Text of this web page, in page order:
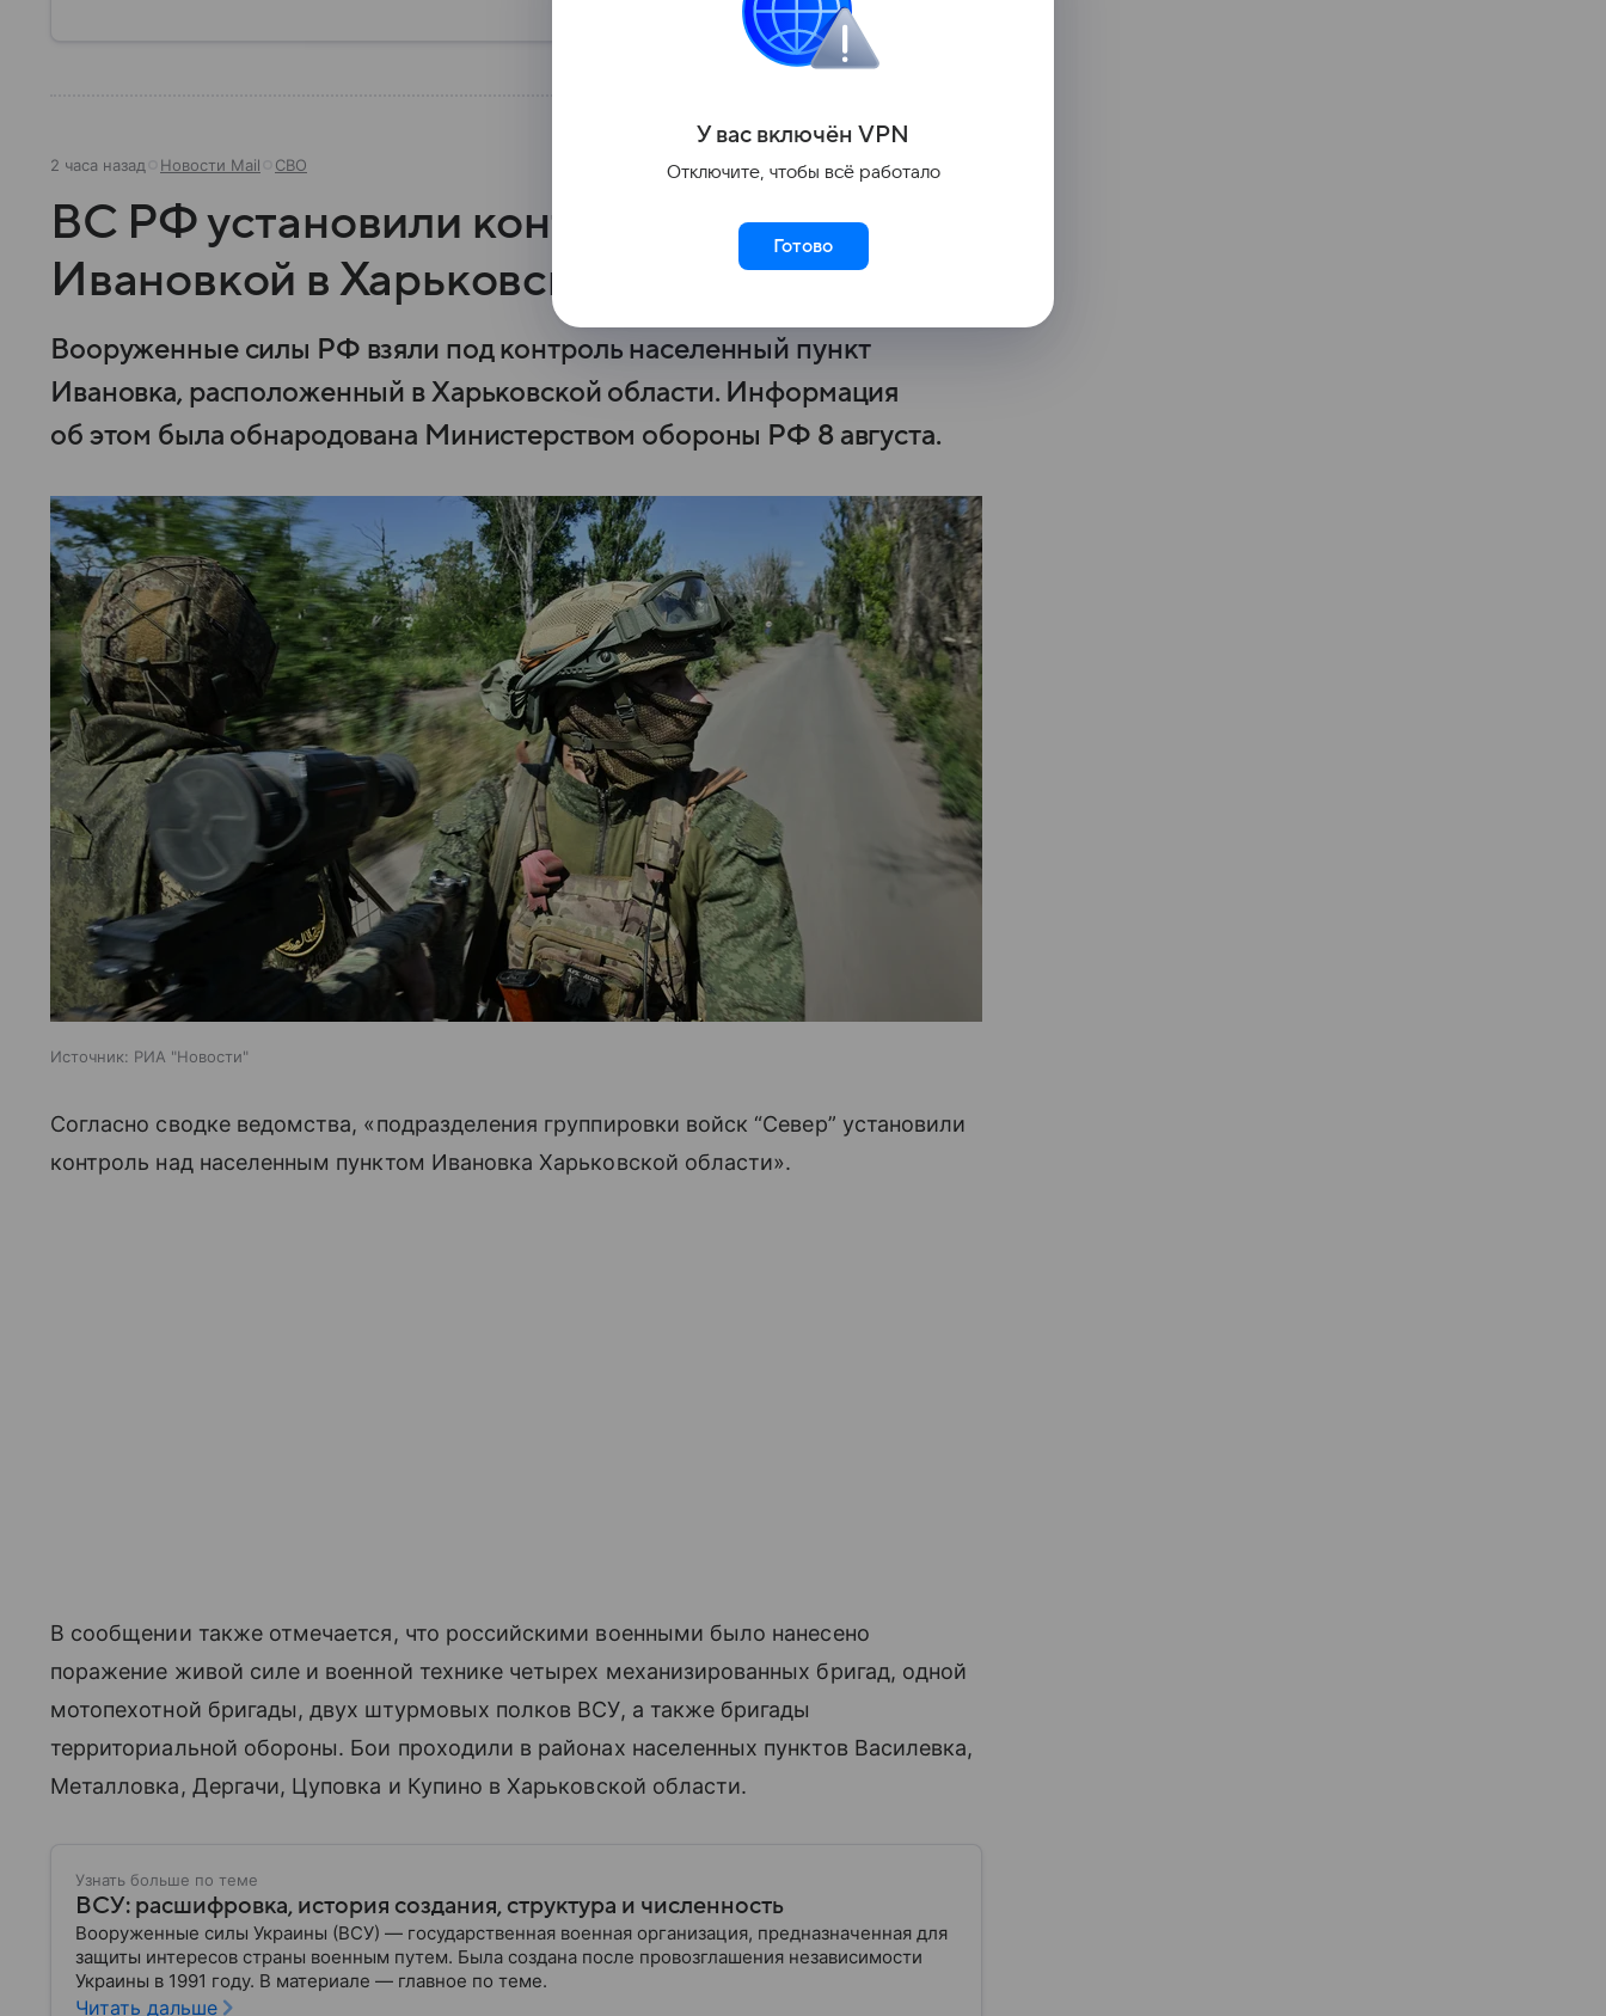
Подписываясь, вы принимаете условия сервиса
2 часа назад Новости Mail СВО
ВС РФ установили контроль над
Ивановкой в Харьковской области
Вооруженные силы РФ взяли под контроль населенный пункт
Ивановка, расположенный в Харьковской области. Информация
об этом была обнародована Министерством обороны РФ 8 августа.
Источник: РИА "Новости"
Согласно сводке ведомства, «подразделения группировки войск “Север” установили
контроль над населенным пунктом Ивановка Харьковской области».
В сообщении также отмечается, что российскими военными было нанесено
поражение живой силе и военной технике четырех механизированных бригад, одной
мотопехотной бригады, двух штурмовых полков ВСУ, а также бригады
территориальной обороны. Бои проходили в районах населенных пунктов Василевка,
Металловка, Дергачи, Цуповка и Купино в Харьковской области.
Узнать больше по теме
ВСУ: расшифровка, история создания, структура и численность
Вооруженные силы Украины (ВСУ) — государственная военная организация, предназначенная для
защиты интересов страны военным путем. Была создана после провозглашения независимости
Украины в 1991 году. В материале — главное по теме.
Читать дальше
У вас включён VPN
Отключите, чтобы всё работало
Готово